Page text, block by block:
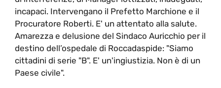
incapaci. Intervengano il Prefetto Marchione e il
Procuratore Roberti. E' un attentato alla salute.
Amarezza e delusione del Sindaco Auricchio per il
destino dell’ospedale di Roccadaspide: "Siamo
cittadini di serie "B". E' un'ingiustizia. Non è di un
Paese civile".